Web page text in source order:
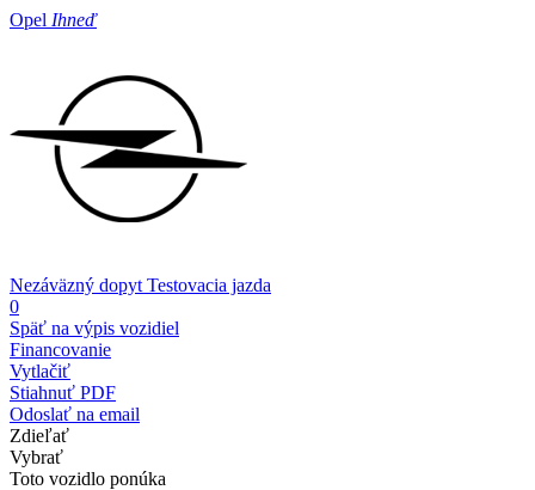
Opel Ihneď
Nezáväzný dopyt Testovacia jazda
0
Späť na výpis vozidiel
Financovanie
Vytlačiť
Stiahnuť PDF
Odoslať na email
Zdieľať
Vybrať
Toto vozidlo ponúka